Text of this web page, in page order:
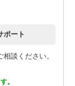
ポート
談ください。
。